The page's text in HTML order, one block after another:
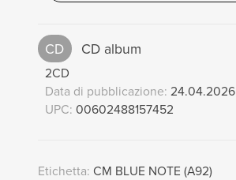
CD CD album
2CD
Data di pubblicazione: 24.04.2026
UPC: 00602488157452
Etichetta: CM BLUE NOTE (A92)